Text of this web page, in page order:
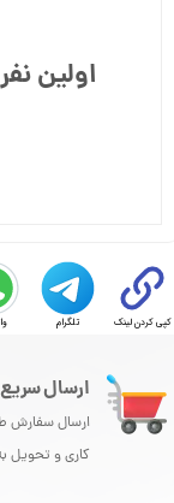
اولین
کپی کردن لینک تلگرام
ارسال
کاری و تحویل